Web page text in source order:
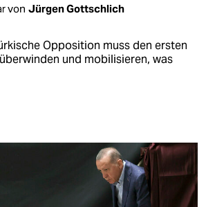
von Jürgen Gottschlich
Opposition muss den ersten
und mobilisieren, was